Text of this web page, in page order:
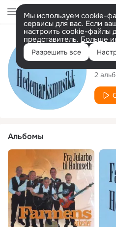
Мы используем cookie-
сервисы для вас. Если
настроить cookie-файлы
представитель. Больше
Разрешить все
2
Альбомы